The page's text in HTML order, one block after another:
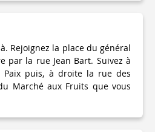
Rejoignez la place du général
par la rue Jean Bart. Suivez à
puis, à droite la rue des
Marché aux Fruits que vous